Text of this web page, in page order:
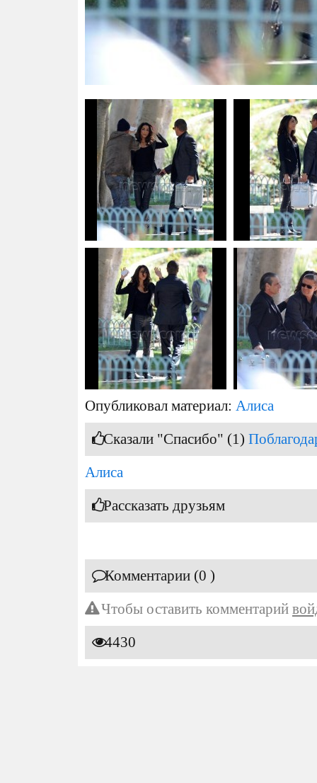
Опубликовал материал: Алиса
Сказали "Спасибо" (1)
Алиса
Рассказать друзьям
Комментарии (0 )
Чтобы оставить комментарий
4430